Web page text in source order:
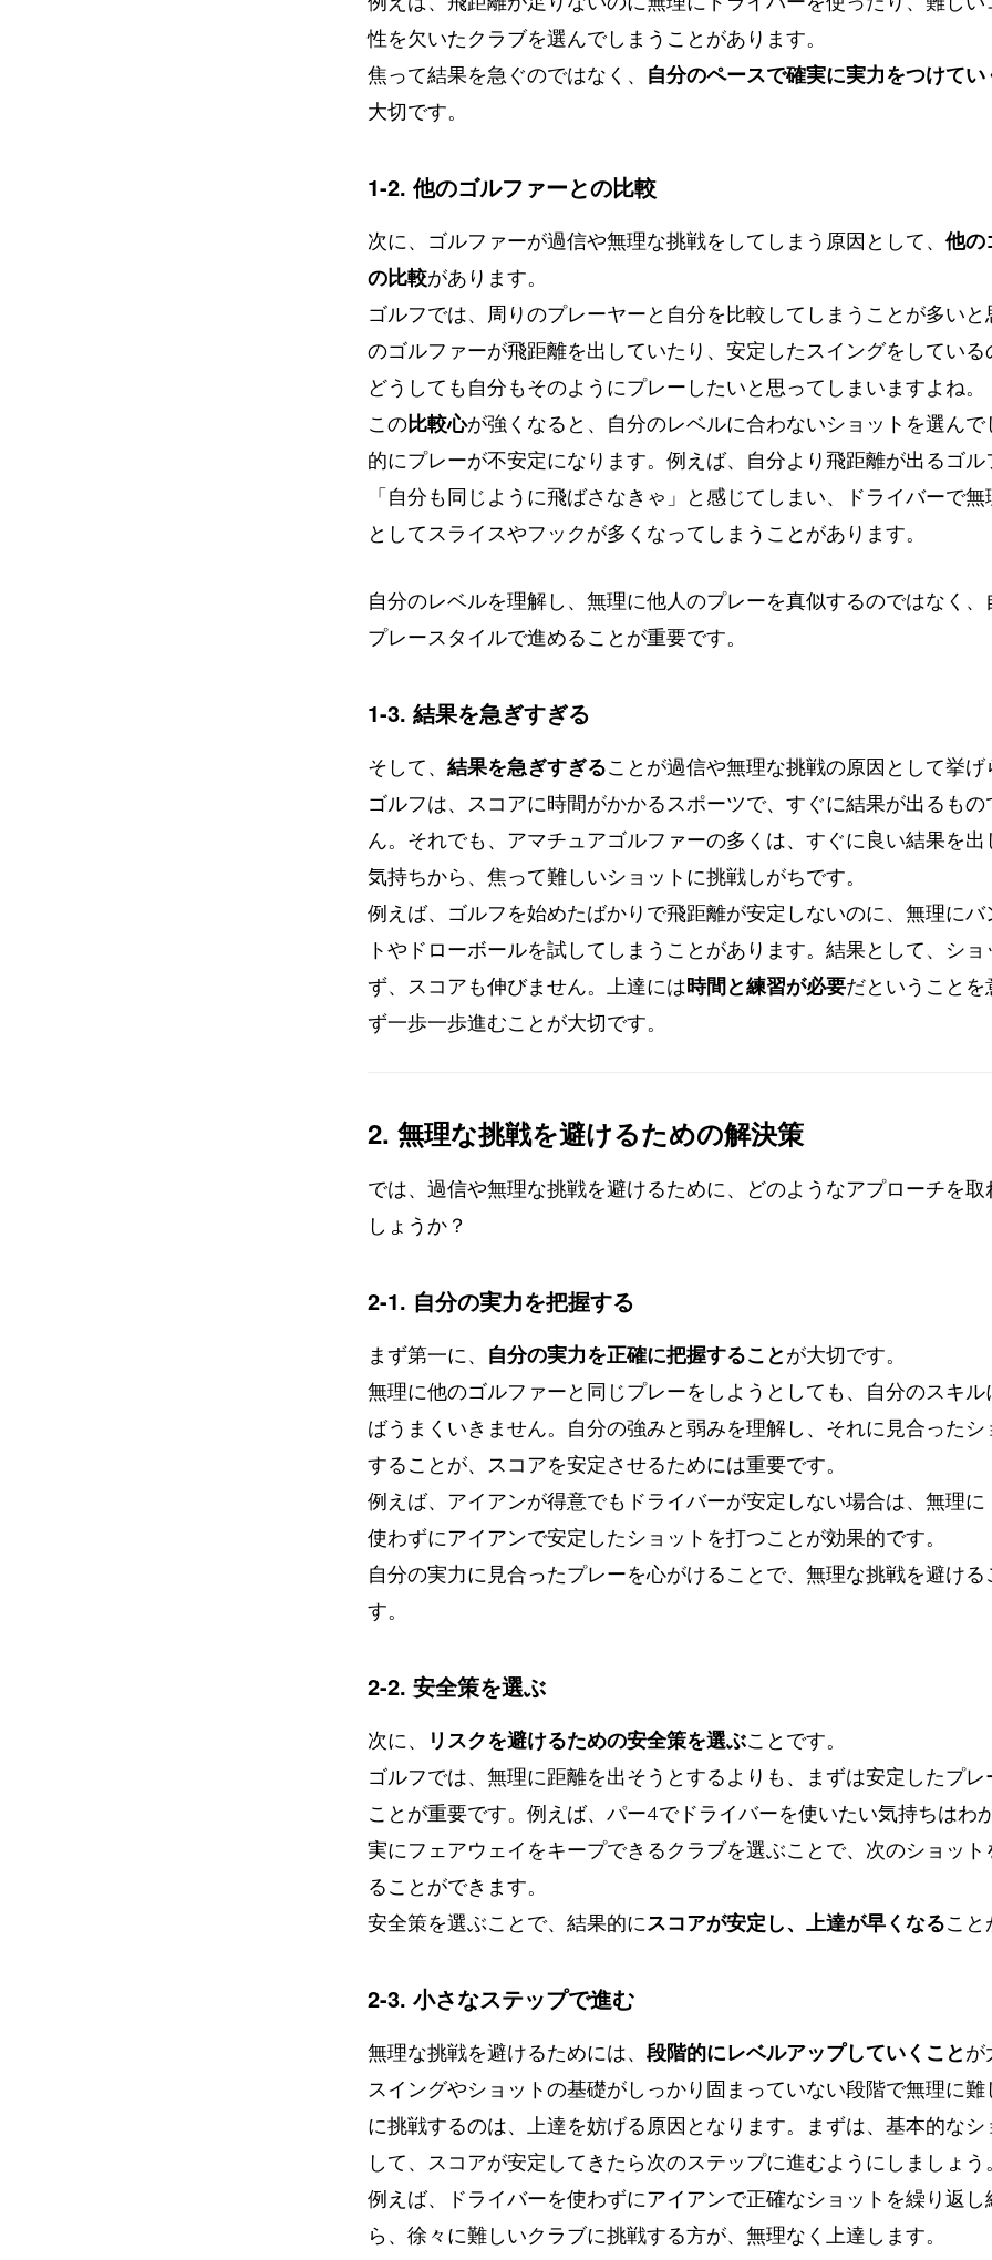
性を欠いたクラブを選んでしまうことがあります。
焦って結果を急ぐのではなく、 自分のペースで確実に実力をつけてい
大切です。
1-2. 他のゴルファーとの比較
次に、ゴルファーが過信や無理な挑戦をしてしまう原因として、 他の
の比較があります。
ゴルフでは、周りのプレーヤーと自分を比較してしまうことが多い
のゴルファーが飛距離を出していたり、安定したスイングをしている
どうしても自分もそのようにプレーしたいと思ってしまいますよね。
この比較心が強くなると、自分のレベルに合わないショットを選んで
的にプレーが不安定になります。例えば、自分より飛距離が出るゴル
「自分も同じように飛ばさなきゃ」と感じてしまい、ドライバーで無
としてスライスやフックが多くなってしまうことがあります。
自分のレベルを理解し、無理に他人のプレーを真似するのではなく、
プレースタイルで進めることが重要です。
1-3. 結果を急ぎすぎる
そして、 結果を急ぎすぎることが過信や無理な挑戦の原因として挙げ
ゴルフは、スコアに時間がかかるスポーツで、すぐに結果が出るも
ん。それでも、アマチュアゴルファーの多くは、すぐに良い結果を出
気持ちから、焦って難しいショットに挑戦しがちです。
例えば、ゴルフを始めたばかりで飛距離が安定しないのに、無理にバ
トやドローボールを試してしまうことがあります。結果として、シ
ず、スコアも伸びません。上達には時間と練習が必要だということを
ず一歩一歩進むことが大切です。
2. 無理な挑戦を避けるための解決策
では、過信や無理な挑戦を避けるために、どのようなアプローチを
しょうか？
2-1. 自分の実力を把握する
まず第一に、 自分の実力を正確に把握することが大切です。
無理に他のゴルファーと同じプレーをしようとしても、自分のスキ
ばうまくいきません。自分の強みと弱みを理解し、それに見合ったシ
することが、スコアを安定させるためには重要です。
例えば、アイアンが得意でもドライバーが安定しない場合は、無理に
使わずにアイアンで安定したショットを打つことが効果的です。
自分の実力に見合ったプレーを心がけることで、無理な挑戦を避ける
す。
2-2. 安全策を選ぶ
次に、 リスクを避けるための安全策を選ぶことです。
ゴルフでは、無理に距離を出そうとするよりも、まずは安定したプレ
ことが重要です。例えば、パー4でドライバーを使いたい気持ちはわ
実にフェアウェイをキープできるクラブを選ぶことで、次のショット
ることができます。
安全策を選ぶことで、結果的にスコアが安定し、上達が早くなること
2-3. 小さなステップで進む
無理な挑戦を避けるためには、 段階的にレベルアップしていくことが
スイングやショットの基礎がしっかり固まっていない段階で無理に難
に挑戦するのは、上達を妨げる原因となります。まずは、基本的なシ
して、スコアが安定してきたら次のステップに進むようにしましょう。
例えば、ドライバーを使わずにアイアンで正確なショットを繰り返し
ら、徐々に難しいクラブに挑戦する方が、無理なく上達します。